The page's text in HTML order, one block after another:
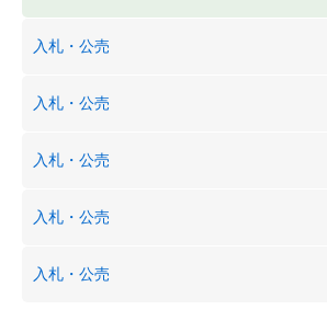
入札・公売
入札・公売
入札・公売
入札・公売
入札・公売